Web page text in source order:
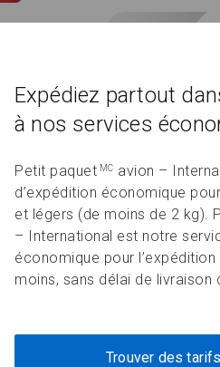
Réductions sur l’expédition
Expédiez partout
à nos services
Petit paquet MC avion –
d’expédition économique
et légers (de moins de 2 kg).
– International est notre
économique pour
moins, sans délai de livraison
Trouver des